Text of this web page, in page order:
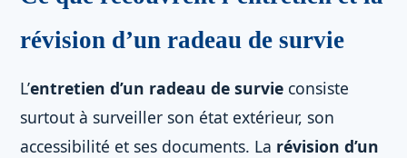
révision d’un radeau de survie
L’entretien d’un radeau de survie consiste
surtout à surveiller son état extérieur, son
accessibilité et ses documents. La révision d’un